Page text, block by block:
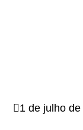
1 de julho